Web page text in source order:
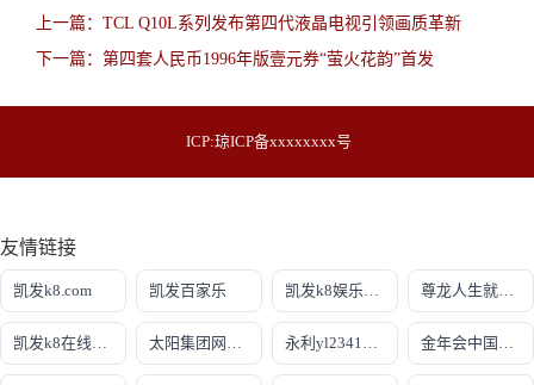
上一篇：TCL Q10L系列发布第四代液晶电视引领画质革新
下一篇：第四套人民币1996年版壹元券“萤火花韵”首发
ICP:琼ICP备xxxxxxxx号
友情链接
凯发k8.com 凯发百家乐 凯发k8娱乐游戏大厅 尊龙人生就是-首页
凯发k8在线app 太阳集团网址8722 永利yl23411集团官网 金年会中国官方网站